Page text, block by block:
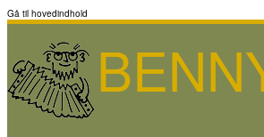
Gå til hovedindhold